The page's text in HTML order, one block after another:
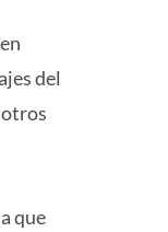
del
que